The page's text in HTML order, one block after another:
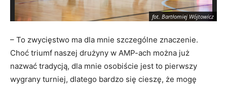
fot. Bartłomiej Wójtowicz
– To zwycięstwo ma dla mnie szczególne znaczenie.
Choć triumf naszej drużyny w AMP-ach można już
nazwać tradycją, dla mnie osobiście jest to pierwszy
wygrany turniej, dlatego bardzo się cieszę, że mogę